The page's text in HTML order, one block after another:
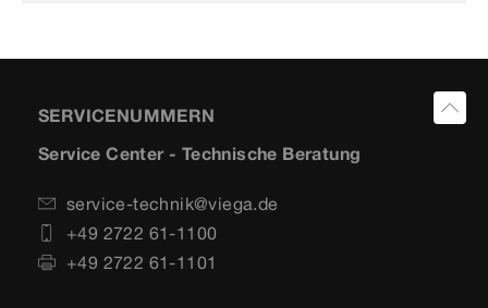
SERVICENUMMERN
Service Center - Technische Beratung
service-technik@viega.de
+49 2722 61-1100
+49 2722 61-1101